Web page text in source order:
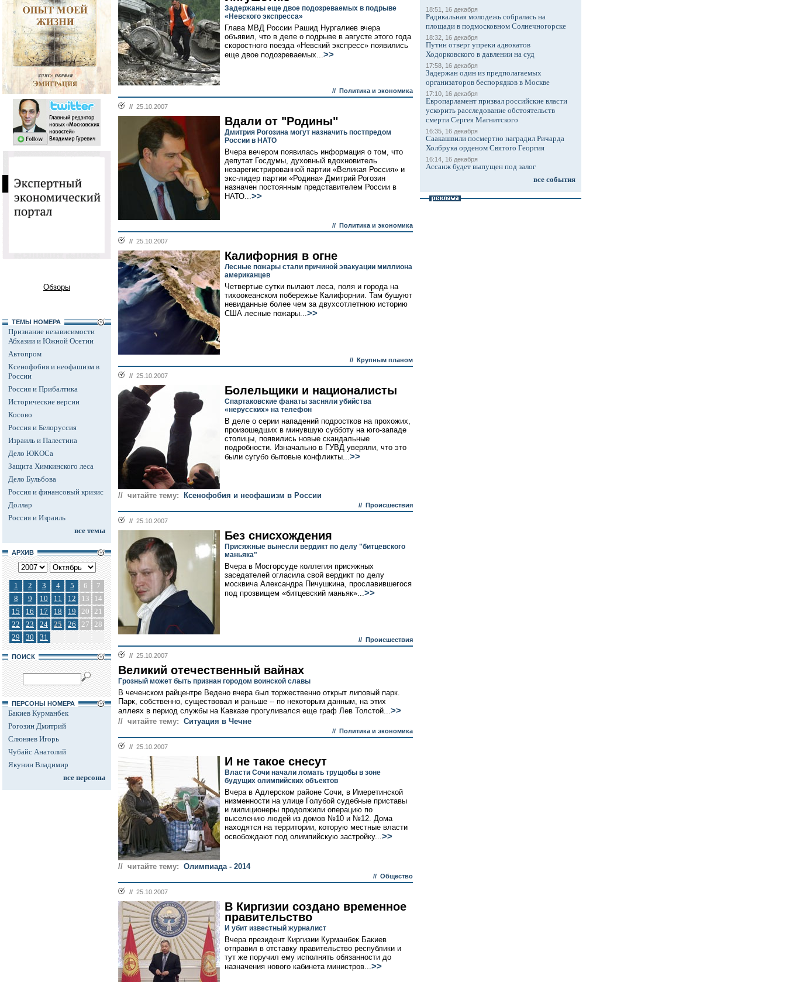
Обзоры
ТЕМЫ НОМЕРА
Признание независимости
Абхазии и Южной Осетии
Автопром
Ксенофобия и неофашизм в
России
Россия и Прибалтика
Исторические версии
Косово
Россия и Белоруссия
Израиль и Палестина
Дело ЮКОСа
Защита Химкинского леса
Дело Бульбова
Россия и финансовый кризис
Доллар
Россия и Израиль
все темы
АРХИВ
1 2 3 4 5 6
7
8
9 10 11 12 13
14
15
16 17 18 19 20 21
22
23 24 25 26 27 28
29
30 31
ПОИСК
ПЕРСОНЫ НОМЕРА
Бакиев Курманбек
Рогозин Дмитрий
Слюняев Игорь
Чубайс Анатолий
Якунин Владимир
все персоны
Задержаны еще двое подозреваемых в подрыве
«Невского экспресса»
Глава МВД России Рашид Нургалиев вчера
объявил, что в деле о подрыве в августе этого года
скоростного поезда «Невский экспресс» появились
еще двое подозреваемых...>>
// Политика и экономика
// 25.10.2007
Вдали от "Родины"
Дмитрия Рогозина могут назначить постпредом
России в НАТО
Вчера вечером появилась информация о том, что
депутат Госдумы, духовный вдохновитель
незарегистрированной партии «Великая Россия» и
экс-лидер партии «Родина» Дмитрий Рогозин
назначен постоянным представителем России в
НАТО...>>
// Политика и экономика
// 25.10.2007
Калифорния в огне
Лесные пожары стали причиной эвакуации миллиона
американцев
Четвертые сутки пылают леса, поля и города на
тихоокеанском побережье Калифорнии. Там бушуют
невиданные более чем за двухсотлетнюю историю
США лесные пожары...>>
// Крупным планом
// 25.10.2007
Болельщики и националисты
Спартаковские фанаты засняли убийства
«нерусских» на телефон
В деле о серии нападений подростков на прохожих,
произошедших в минувшую субботу на юго-западе
столицы, появились новые скандальные
подробности. Изначально в ГУВД уверяли, что это
были сугубо бытовые конфликты...>>
// читайте тему: Ксенофобия и неофашизм в России
// Происшествия
// 25.10.2007
Без снисхождения
Присяжные вынесли вердикт по делу "битцевского
маньяка"
Вчера в Мосгорсуде коллегия присяжных
заседателей огласила свой вердикт по делу
москвича Александра Пичушкина, прославившегося
под прозвищем «битцевский маньяк»...>>
// Происшествия
// 25.10.2007
Великий отечественный вайнах
Грозный может быть признан городом воинской славы
В чеченском райцентре Ведено вчера был торжественно открыт липовый парк.
Парк, собственно, существовал и раньше -- по некоторым данным, на этих
аллеях в период службы на Кавказе прогуливался еще граф Лев Толстой...>>
// читайте тему: Ситуация в Чечне
// Политика и экономика
// 25.10.2007
И не такое снесут
Власти Сочи начали ломать трущобы в зоне
будущих олимпийских объектов
Вчера в Адлерском районе Сочи, в Имеретинской
низменности на улице Голубой судебные приставы
и милиционеры продолжили операцию по
выселению людей из домов №10 и №12. Дома
находятся на территории, которую местные власти
освобождают под олимпийскую застройку...>>
// читайте тему: Олимпиада - 2014
// Общество
// 25.10.2007
В Киргизии создано временное
правительство
И убит известный журналист
Вчера президент Киргизии Курманбек Бакиев
отправил в отставку правительство республики и
тут же поручил ему исполнять обязанности до
назначения нового кабинета министров...>>
18:51, 16 декабря
Радикальная молодежь собралась на
площади в подмосковном Солнечногорске
18:32, 16 декабря
Путин отверг упреки адвокатов
Ходорковского в давлении на суд
17:58, 16 декабря
Задержан один из предполагаемых
организаторов беспорядков в Москве
17:10, 16 декабря
Европарламент призвал российские власти
ускорить расследование обстоятельств
смерти Сергея Магнитского
16:35, 16 декабря
Саакашвили посмертно наградил Ричарда
Холбрука орденом Святого Георгия
16:14, 16 декабря
Ассанж будет выпущен под залог
все события